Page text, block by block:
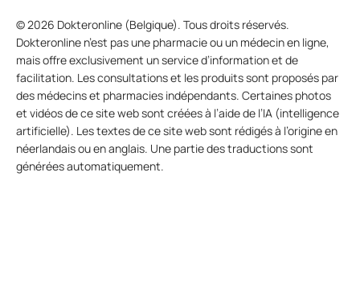
© 2026 Dokteronline (Belgique). Tous droits réservés.
Dokteronline n’est pas une pharmacie ou un médecin en ligne,
mais offre exclusivement un service d’information et de
facilitation. Les consultations et les produits sont proposés par
des médecins et pharmacies indépendants. Certaines photos
et vidéos de ce site web sont créées à l’aide de l’IA (intelligence
artificielle). Les textes de ce site web sont rédigés à l’origine en
néerlandais ou en anglais. Une partie des traductions sont
générées automatiquement.